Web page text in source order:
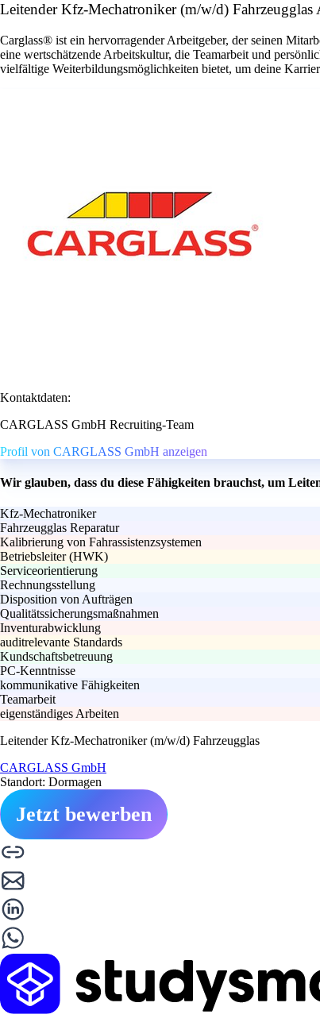
Leitender Kfz-Mechatroniker (m/w/d)
Carglass® ist ein hervorragender Arbeitgeber, der seinen
eine wertschätzende Arbeitskultur, die Teamarbeit und
vielfältige Weiterbildungsmöglichkeiten bietet, um deine
Kontaktdaten:
CARGLASS GmbH Recruiting-Team
Profil von CARGLASS GmbH anzeigen
Wir glauben, dass du diese Fähigkeiten brauchst, um
Kfz-Mechatroniker
Fahrzeugglas Reparatur
Kalibrierung von Fahrassistenzsystemen
Betriebsleiter (HWK)
Serviceorientierung
Rechnungsstellung
Disposition von Aufträgen
Qualitätssicherungsmaßnahmen
Inventurabwicklung
auditrelevante Standards
Kundschaftsbetreuung
PC-Kenntnisse
kommunikative Fähigkeiten
Teamarbeit
eigenständiges Arbeiten
Leitender Kfz-Mechatroniker (m/w/d) Fahrzeugglas
CARGLASS GmbH
Standort: Dormagen
Jetzt bewerben